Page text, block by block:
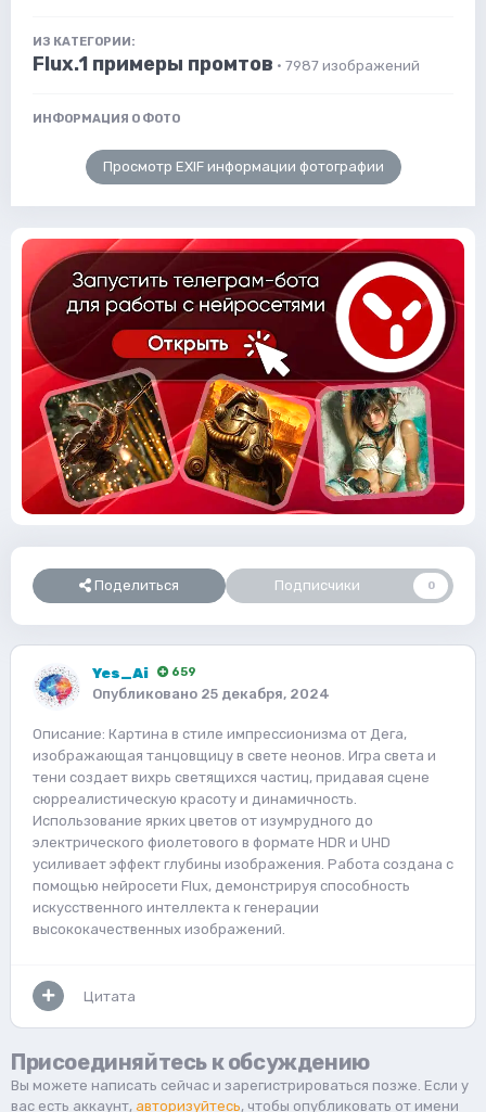
ИЗ КАТЕГОРИИ:
Flux.1 примеры промтов · 7987 изображений
ИНФОРМАЦИЯ О ФОТО
Просмотр EXIF информации фотографии
Поделиться Подписчики 0
Yes_Ai 659
Опубликовано 25 декабря, 2024
Описание: Картина в стиле импрессионизма от Дега,
изображающая танцовщицу в свете неонов. Игра света и
тени создает вихрь светящихся частиц, придавая сцене
сюрреалистическую красоту и динамичность.
Использование ярких цветов от изумрудного до
электрического фиолетового в формате HDR и UHD
усиливает эффект глубины изображения. Работа создана с
помощью нейросети Flux, демонстрируя способность
искусственного интеллекта к генерации
высококачественных изображений.
Цитата
Присоединяйтесь к обсуждению
Вы можете написать сейчас и зарегистрироваться позже. Если у
вас есть аккаунт, авторизуйтесь, чтобы опубликовать от имени